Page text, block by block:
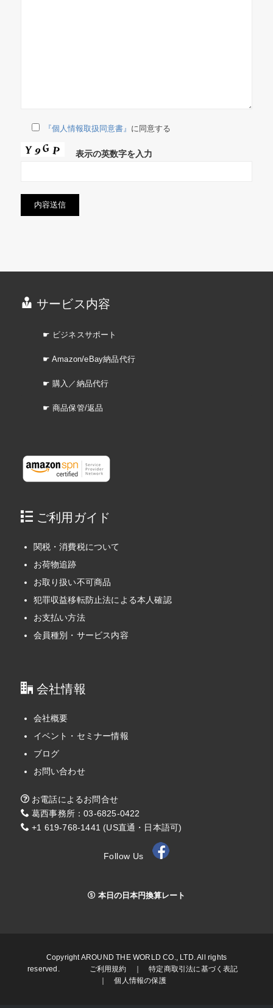
『個人情報取扱同意書』 に同意する
表示の英数字を入力
サービス内容
☛ ビジネスサポート
☛ Amazon/eBay納品代行
☛ 購入／納品代行
☛ 商品保管/返品
ご利用ガイド
関税・消費税について
お荷物追跡
お取り扱い不可商品
犯罪収益移転防止法による本人確認
お支払い方法
会員種別・サービス内容
会社情報
会社概要
イベント・セミナー情報
ブログ
お問い合わせ
お電話によるお問合せ
葛西事務所：03-6825-0422
+1 619-768-1441 (US直通・日本語可)
Follow Us
本日の日本円換算レート
Copyright AROUND THE WORLD CO., LTD. All rights
reserved.
ご利用規約 ｜特定商取引法に基づく表記
｜個人情報の保護